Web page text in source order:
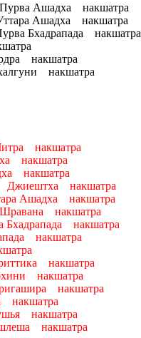
Ашадха накшатра
Ашадха накшатра
Бхадрапада накшатра
накшатра
накшатра
накшатра
накшатра
накшатра
накшатра
Ашадха накшатра
накшатра
накшатра
накшатра
накшатра
накшатра
накшатра
накшатра
накшатра